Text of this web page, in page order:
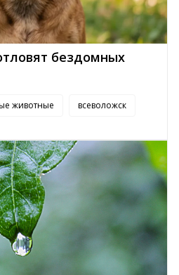
бездомных
животные всеволожск